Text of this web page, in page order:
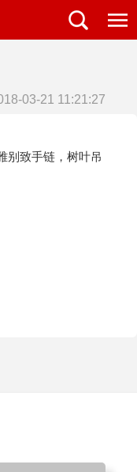
03-21 11:21:27
致手链，树叶吊